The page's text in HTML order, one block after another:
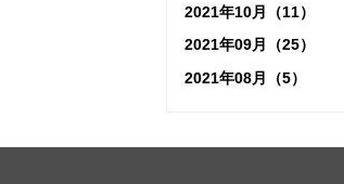
2021年10月（11）
2021年09月（25）
2021年08月（5）